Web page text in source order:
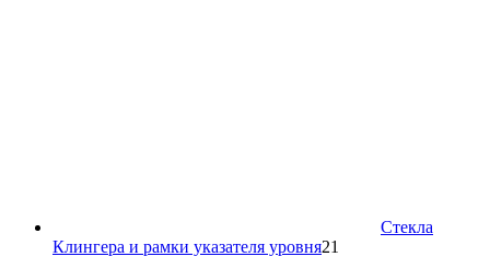
Стекла
Клингера и рамки указателя уровня21